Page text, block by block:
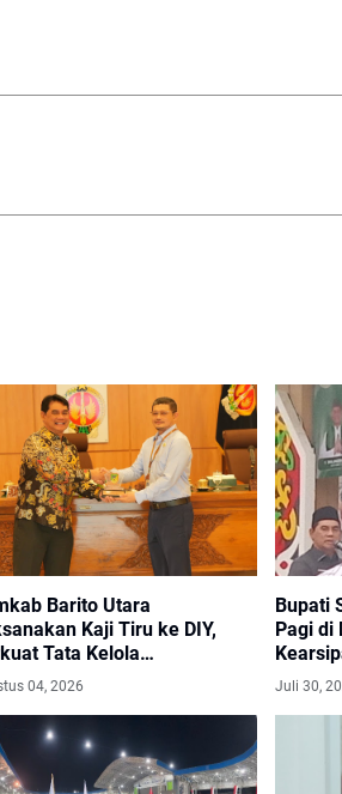
Barito Utara
Kaji Tiru ke DIY,
Tata Kelola
dan Pelayanan
04, 2026
Bupati
Pagi di
Juli 30,